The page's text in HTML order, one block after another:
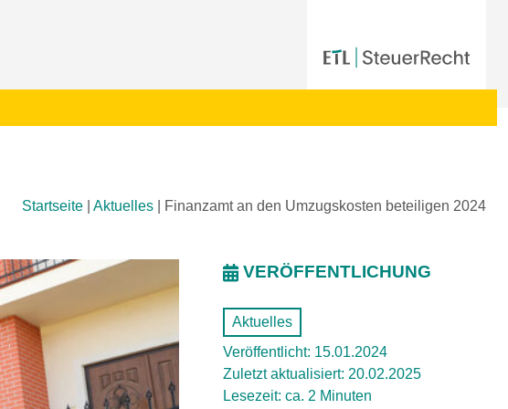
Startseite Aktuelles Finanzamt an den Umzugskosten beteiligen 2024
VERÖFFENTLICHUNG
Aktuelles
Veröffentlicht: 15.01.2024
Zuletzt aktualisiert: 20.02.2025
Lesezeit: ca. 2 Minuten